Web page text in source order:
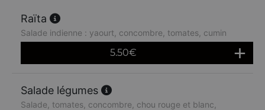
Raïta
Salade indienne : yaourt, concombre, tomates, cumin
5.50€
Salade légumes
Salade, tomates, concombre, chou rouge et blanc,